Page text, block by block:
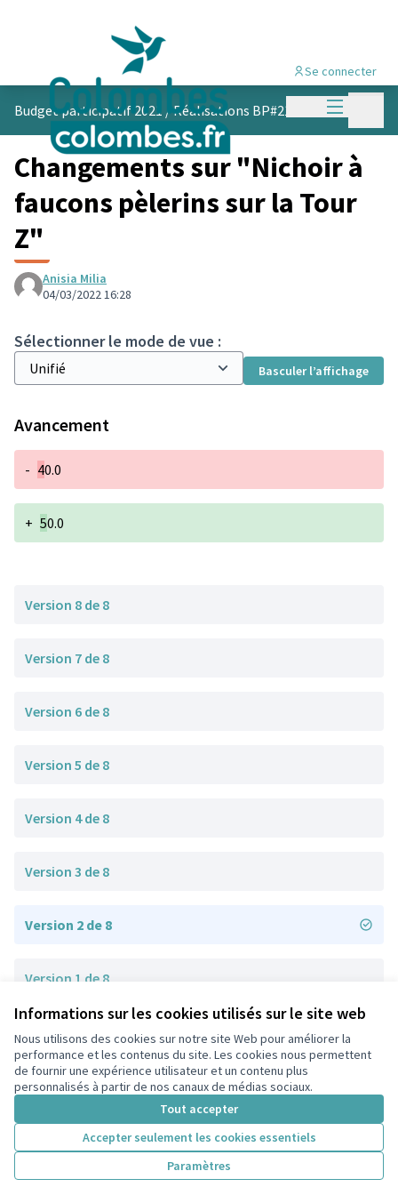
Informations sur les cookies utilisés sur le site web
Nous utilisons des cookies sur notre site Web pour améliorer la
performance et les contenus du site. Les cookies nous permettent
de fournir une expérience utilisateur et un contenu plus
personnalisés à partir de nos canaux de médias sociaux.
Tout accepter
Accepter seulement les cookies essentiels
Paramètres
Menu
Se connecter
Budget participatif 2021 /Réalisations BP#21
Changements sur "Nichoir à
faucons pèlerins sur la Tour
Z"
Anisia Milia
04/03/2022 16:28
Sélectionner le mode de vue :
Basculer l’affichage
Avancement
- 40.0
+ 50.0
Version 8 de 8
Version 7 de 8
Version 6 de 8
Version 5 de 8
Version 4 de 8
Version 3 de 8
Version 2 de 8
Version 1 de 8
Conditions d'utilisation
Paramètres des cookies
participons.colombes.fr sur Facebook
(Lien externe)
Site réalisé grâce aulogiciel libre Decidim .
Licence
(Lien